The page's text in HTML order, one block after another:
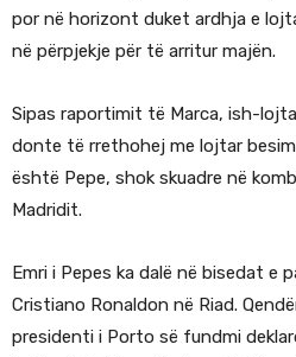
por në horizont duket ardhja e
në përpjekje për të arritur majën.
Sipas raportimit të Marca, ish-
donte të rrethohej me lojtar
është Pepe, shok skuadre në
Madridit.
Emri i Pepes ka dalë në bisedat e
Cristiano Ronaldon në Riad.
presidenti i Porto së fundmi